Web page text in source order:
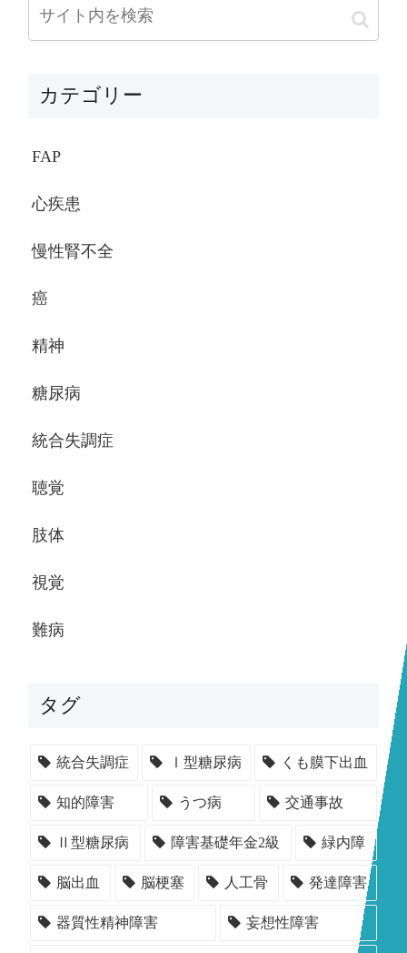
カテゴリー
FAP
心疾患
慢性腎不全
癌
精神
糖尿病
統合失調症
聴覚
肢体
視覚
難病
タグ
統合失調症 Ⅰ型糖尿病 くも膜下出血
知的障害 うつ病 交通事故
Ⅱ型糖尿病 障害基礎年金2級 緑内障
脳出血 脳梗塞 人工骨 発達障害
器質性精神障害 妄想性障害